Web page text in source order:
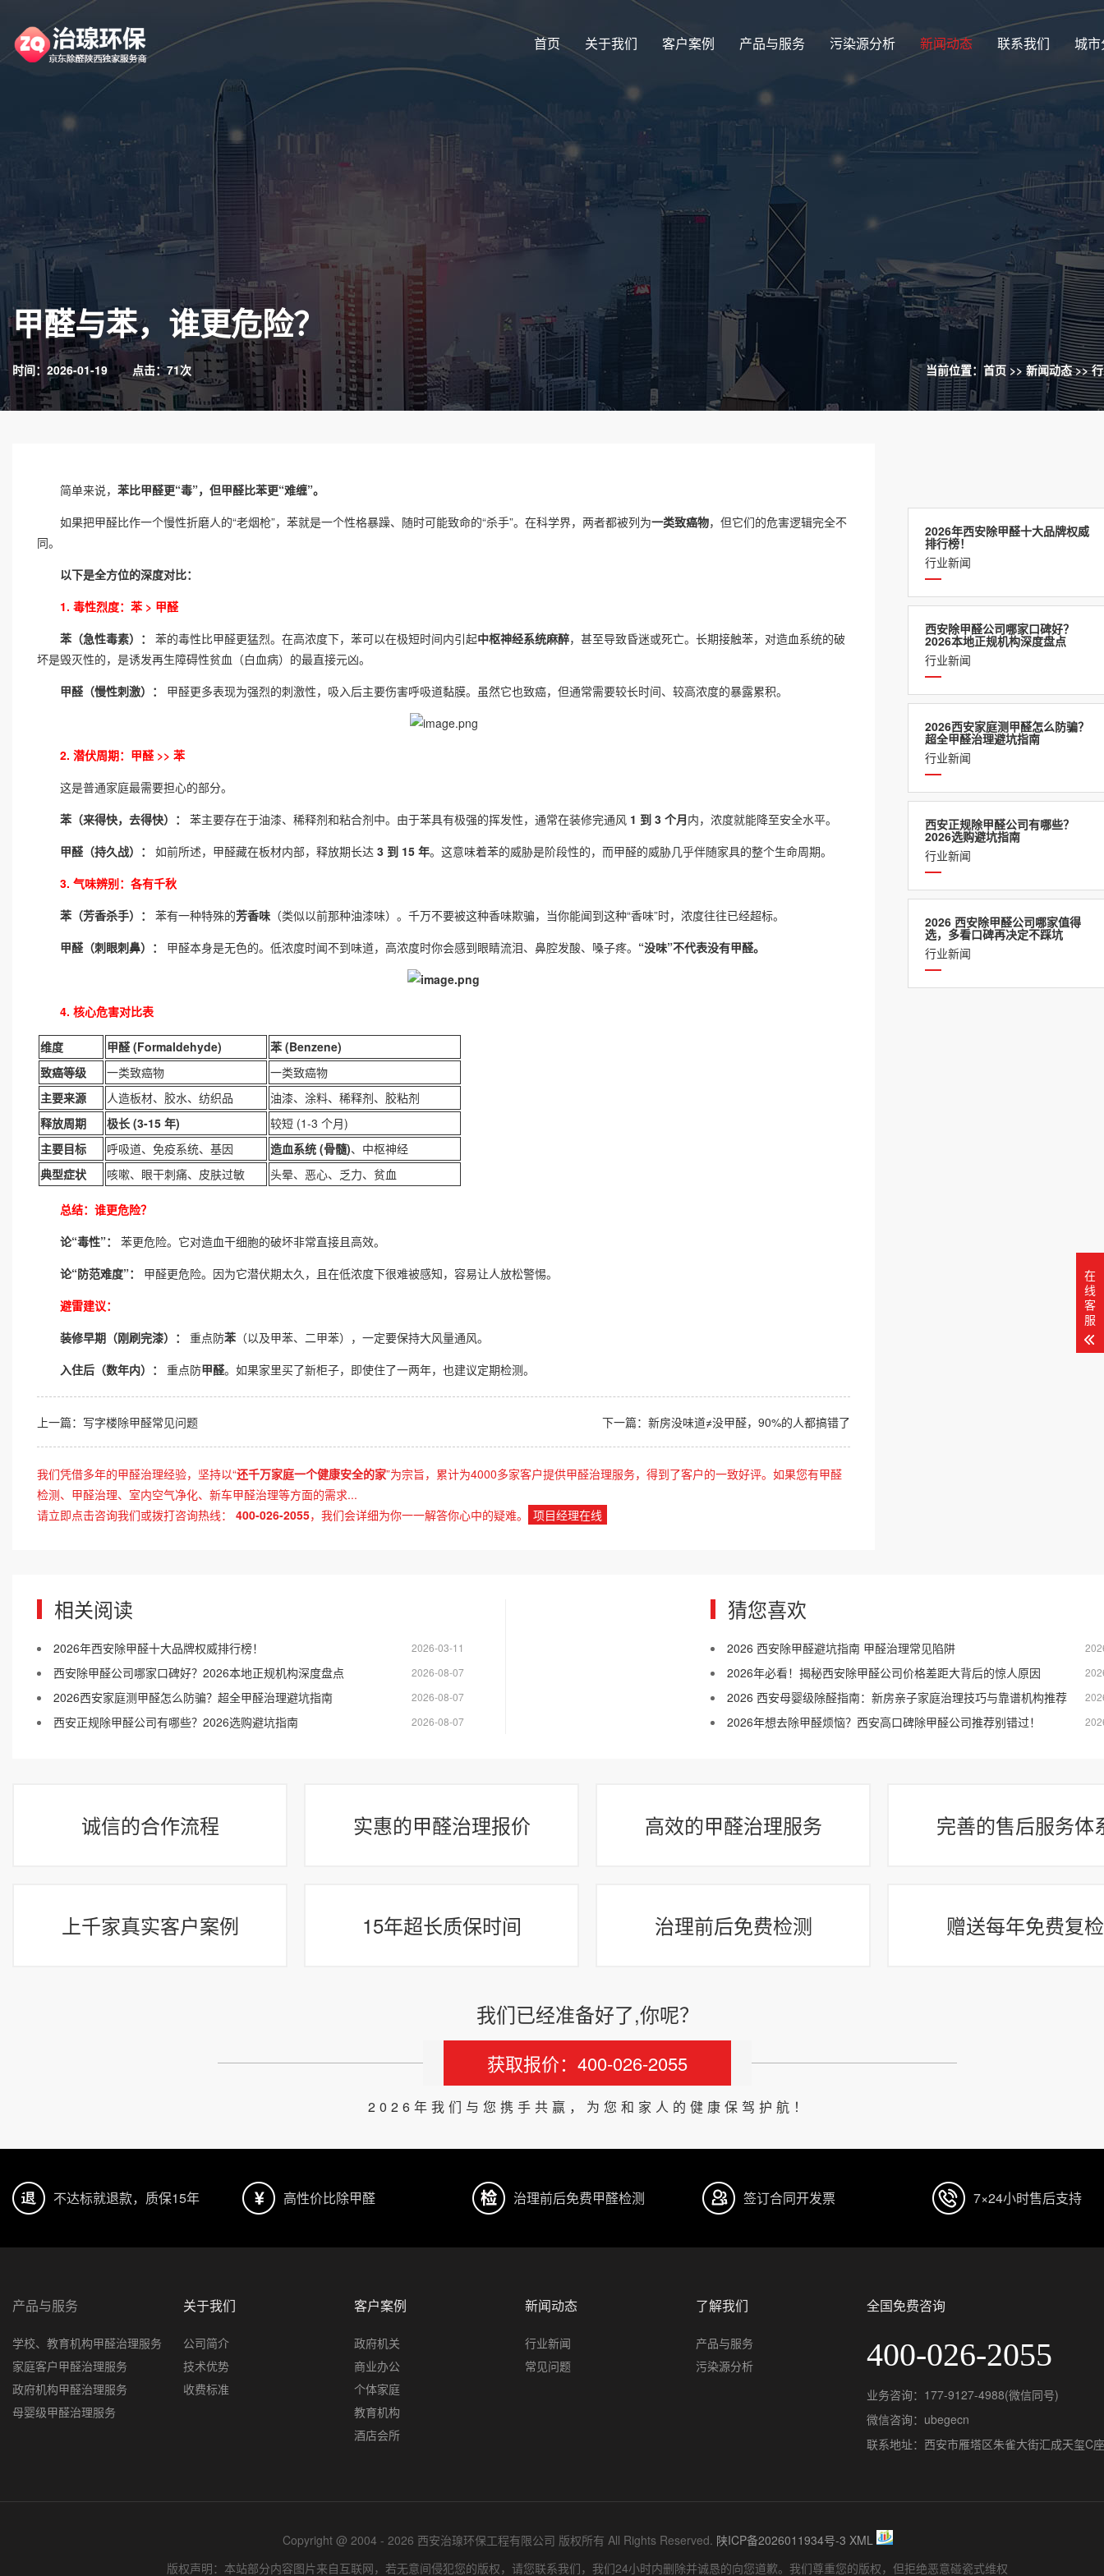
首页 关于我们 客户案例 产品与服务 污染源分析 新闻动态 联系我们 城
甲醛与苯，谁更危险？
当前位置： 首页 >> 新闻动态>>
时间：2026-01-19 点击：71次
2026年西安除甲醛十大品牌权威
排行榜！
行业新闻
西安除甲醛公司哪家口碑好？
2026本地正规机构深度盘点
行业新闻
2026西安家庭测甲醛怎么防骗？
超全甲醛治理避坑指南
行业新闻
西安正规除甲醛公司有哪些？
2026选购避坑指南
行业新闻
2026 西安除甲醛公司哪家值得
选，多看口碑再决定不踩坑
行业新闻
简单来说， 苯比甲醛更“毒”，但甲醛比苯更“难缠”。
如果把甲醛比作一个慢性折磨人的“老烟枪”，苯就是一个性格暴躁、随时可能致命的“杀手”。在科学界，两者都被列为一类致癌物，但它们的危害逻辑完全不
同。
以下是全方位的深度对比：
1. 毒性烈度：苯 > 甲醛
苯（急性毒素）：
苯的毒性比甲醛更猛烈。在高浓度下，苯可以在极短时间内引起中枢神经系统麻醉，甚至导致昏迷或死亡。长期接触苯，对造血系统的破
坏是毁灭性的，是诱发再生障碍性贫血（白血病）的最直接元凶。
甲醛（慢性刺激）：
甲醛更多表现为强烈的刺激性，吸入后主要伤害呼吸道黏膜。虽然它也致癌，但通常需要较长时间、较高浓度的暴露累积。
2. 潜伏周期：甲醛 >> 苯
这是普通家庭最需要担心的部分。
苯（来得快，去得快）：
苯主要存在于油漆、稀释剂和粘合剂中。由于苯具有极强的挥发性，通常在装修完通风 1 到 3 个月内，浓度就能降至安全水平。
甲醛（持久战）：
如前所述，甲醛藏在板材内部，释放期长达 3 到 15 年。这意味着苯的威胁是阶段性的，而甲醛的威胁几乎伴随家具的整个生命周期。
3. 气味辨别：各有千秋
苯（芳香杀手）：
苯有一种特殊的芳香味 （类似以前那种油漆味）。千万不要被这种香味欺骗，当你能闻到这种“香味”时，浓度往往已经超标。
甲醛（刺眼刺鼻）：
甲醛本身是无色的。低浓度时闻不到味道，高浓度时你会感到眼睛流泪、鼻腔发酸、嗓子疼。 “没味”不代表没有甲醛。
4. 核心危害对比表
维度 甲醛 (Formaldehyde)
苯 (Benzene)
致癌等级
一类致癌物
一类致癌物
主要来源
人造板材、胶水、纺织品
油漆、涂料、稀释剂、胶粘剂
释放周期
极长 (3-15 年)
较短 (1-3 个月)
主要目标
呼吸道、免疫系统、基因 造血系统 (骨髓)、中枢神经
典型症状
咳嗽、眼干刺痛、皮肤过敏 头晕、恶心、乏力、贫血
总结：谁更危险？
论“毒性”：
苯更危险。它对造血干细胞的破坏非常直接且高效。
论“防范难度”：
甲醛更危险。因为它潜伏期太久，且在低浓度下很难被感知，容易让人放松警惕。
避雷建议：
装修早期（刚刷完漆）：
重点防苯 （以及甲苯、二甲苯），一定要保持大风量通风。
入住后（数年内）：
重点防甲醛。如果家里买了新柜子，即使住了一两年，也建议定期检测。
上一篇： 写字楼除甲醛常见问题 下一篇： 新房没味道≠没甲醛，90%的人都搞错了
我们凭借多年的甲醛治理经验，坚持以“还千万家庭一个健康安全的家”为宗旨，累计为4000多家客户提供甲醛治理服务，得到了客户的一致好评。如果您有甲醛
检测、甲醛治理、室内空气净化、新车甲醛治理等方面的需求...
请立即点击咨询我们或拨打咨询热线：
400-026-2055，我们会详细为你一一解答你心中的疑难。 项目经理在线
相关阅读
2026-03-11
2026年西安除甲醛十大品牌权威排行榜！
2026-08-07
西安除甲醛公司哪家口碑好？2026本地正规机构深度盘点
2026-08-07
2026西安家庭测甲醛怎么防骗？超全甲醛治理避坑指南
2026-08-07
西安正规除甲醛公司有哪些？2026选购避坑指南
猜您喜欢
2026 西安除甲醛避坑指南 甲醛治理常见陷阱
2026年必看！揭秘西安除甲醛公司价格差距大背后的惊人原因
2026 西安母婴级除醛指南：新房亲子家庭治理技巧与靠谱机构推荐
2026年想去除甲醛烦恼？西安高口碑除甲醛公司推荐别错过！
诚信的合作流程 实惠的甲醛治理报价 高效的甲醛治理服务 完善的售后服务体
上千家真实客户案例 15年超长质保时间 治理前后免费检测 赠送每年免费复检
我们已经准备好了,你呢？
获取报价：400-026-2055
2026年我们与您携手共赢，为您和家人的健康保驾护航！
不达标就退款，质保15年 高性价比除甲醛 治理前后免费甲醛检测 签订合同开发票 7×24小时售后支持
产品与服务
学校、教育机构甲醛治理服务
家庭客户甲醛治理服务
政府机构甲醛治理服务
母婴级甲醛治理服务
关于我们
公司简介
技术优势
收费标准
客户案例
政府机关
商业办公
个体家庭
教育机构
酒店会所
新闻动态
行业新闻
常见问题
了解我们
产品与服务
污染源分析
全国免费咨询
400-026-2055
业务咨询：177-9127-4988(微信同号)
微信咨询：ubegecn
联系地址：西安市雁塔区朱雀大街汇成天玺C
Copyright @ 2004 - 2026 西安治瑔环保工程有限公司 版权所有 All Rights Reserved. 陕ICP备2026011934号-3 XML
版权声明：本站部分内容图片来自互联网，若无意间侵犯您的版权，请您联系我们，我们24小时内删除并诚恳的向您道歉。我们尊重您的版权，但拒绝恶意碰瓷式维权
在
线
客
服